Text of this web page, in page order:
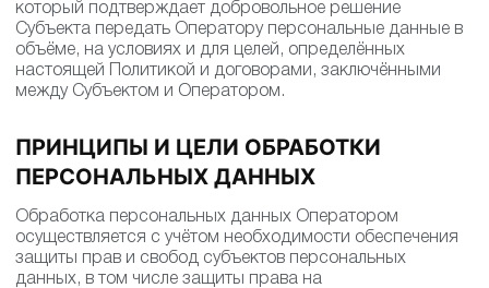
который подтверждает добровольное решение
Субъекта передать Оператору персональные данные в
объёме, на условиях и для целей, определённых
настоящей Политикой и договорами, заключёнными
между Субъектом и Оператором.
ПРИНЦИПЫ И ЦЕЛИ ОБРАБОТКИ
ПЕРСОНАЛЬНЫХ ДАННЫХ
Обработка персональных данных Оператором
осуществляется с учётом необходимости обеспечения
защиты прав и свобод субъектов персональных
данных, в том числе защиты права на